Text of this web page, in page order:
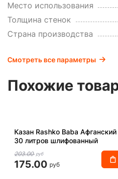
Место использования
Толщина стенок
Страна производства
Смотреть все параметры
Похожие
Казан Rashko Baba Афганский
30 литров шлифованный
203.00 руб
175.00 руб